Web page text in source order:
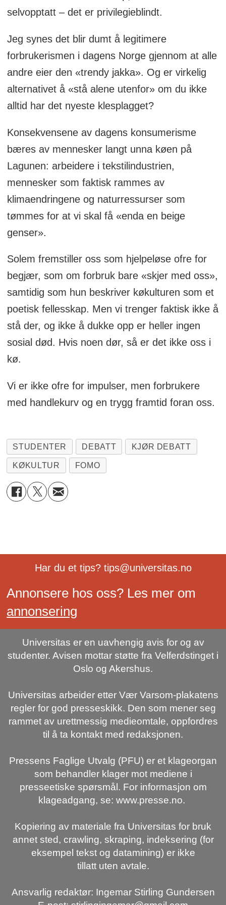
selvopptatt – det er privilegieblindt.
Jeg synes det blir dumt å legitimere
forbrukerismen i dagens Norge gjennom at alle
andre eier den «trendy jakka». Og er virkelig
alternativet å «stå alene utenfor» om du ikke
alltid har det nyeste klesplagget?
Konsekvensene av dagens konsumerisme
bæres av mennesker langt unna køen på
Lagunen: arbeidere i tekstilindustrien,
mennesker som faktisk rammes av
klimaendringene og naturressurser som
tømmes for at vi skal få «enda en beige
genser».
Solem fremstiller oss som hjelpeløse ofre for
begjær, som om forbruk bare «skjer med oss»,
samtidig som hun beskriver køkulturen som et
poetisk fellesskap. Men vi trenger faktisk ikke å
stå der, og ikke å dukke opp er heller ingen
sosial død. Hvis noen dør, så er det ikke oss i
kø.
Vi er ikke ofre for impulser, men forbrukere
med handlekurv og en trygg framtid foran oss.
STUDENTER DEBATT KJØR DEBATT
KØKULTUR FOMO
Har du et tips? tips@universitas.no
Annonsere hos oss? Les mer om
annonsering
Universitas er en uavhengig avis for og av
studenter. Avisen mottar støtte fra Velferdstinget i
Oslo og Akershus.
Universitas arbeider etter Vær Varsom-plakatens
regler for god presseskikk. Den som mener seg
rammet av urettmessig medieomtale, oppfordres
til å ta kontakt med redaksjonen.
Pressens Faglige Utvalg (PFU) er et klageorgan
som behandler klager mot mediene i
presseetiske spørsmål. For informasjon om
klageadgang, se: www.presse.no.
Kopiering av materiale fra Universitas for bruk
annet sted, crawling, skraping, indeksering (for
eksempel tekst og datamining) er ikke
tillatt uten avtale.
Ansvarlig redaktør: Ingemar Stirling Gundersen